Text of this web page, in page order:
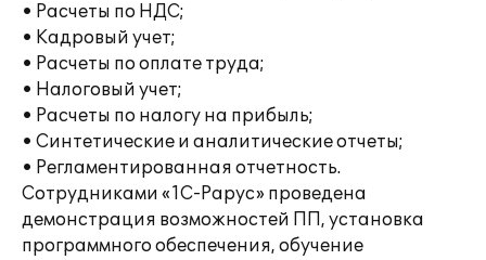
• Расчеты по НДС;
• Кадровый учет;
• Расчеты по оплате труда;
• Налоговый учет;
• Расчеты по налогу на прибыль;
• Синтетические и аналитические отчеты;
• Регламентированная отчетность.
Сотрудниками «1С-Рарус» проведена
демонстрация возможностей ПП, установка
программного обеспечения, обучение